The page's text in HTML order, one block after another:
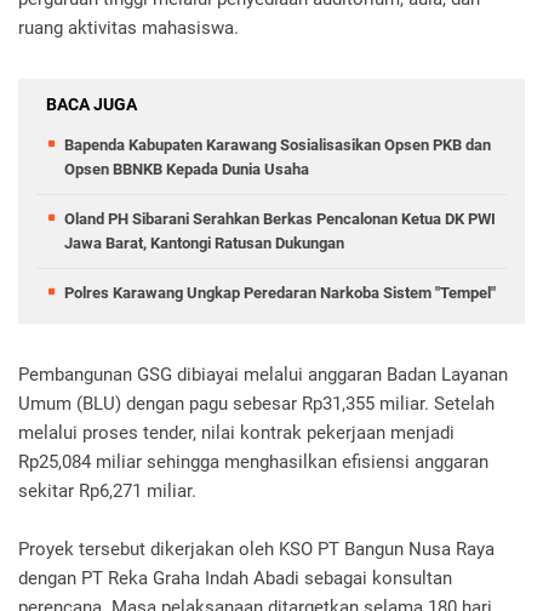
ruang aktivitas mahasiswa.
BACA JUGA
Bapenda Kabupaten Karawang Sosialisasikan Opsen PKB dan
Opsen BBNKB Kepada Dunia Usaha
Oland PH Sibarani Serahkan Berkas Pencalonan Ketua DK PWI
Jawa Barat, Kantongi Ratusan Dukungan
Polres Karawang Ungkap Peredaran Narkoba Sistem "Tempel"
Pembangunan GSG dibiayai melalui anggaran Badan Layanan
Umum (BLU) dengan pagu sebesar Rp31,355 miliar. Setelah
melalui proses tender, nilai kontrak pekerjaan menjadi
Rp25,084 miliar sehingga menghasilkan efisiensi anggaran
sekitar Rp6,271 miliar.
Proyek tersebut dikerjakan oleh KSO PT Bangun Nusa Raya
dengan PT Reka Graha Indah Abadi sebagai konsultan